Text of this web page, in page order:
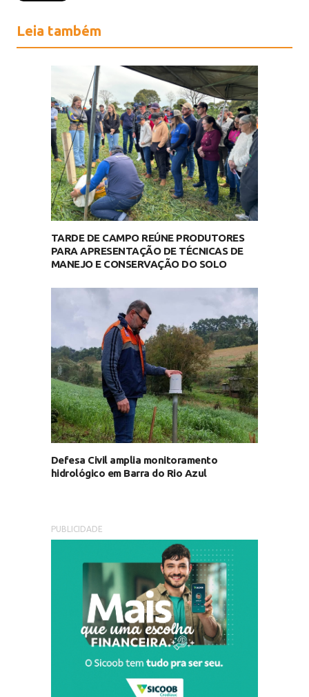
Leia também
TARDE DE CAMPO REÚNE PRODUTORES
PARA APRESENTAÇÃO DE TÉCNICAS DE
MANEJO E CONSERVAÇÃO DO SOLO
Defesa Civil amplia monitoramento
hidrológico em Barra do Rio Azul
PUBLICIDADE